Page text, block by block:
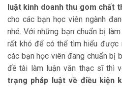
luật kinh doanh thu gom chất
cho các bạn học viên ngành
nhé. Với những bạn chuẩn bị
rất khó để có thể tìm hiểu
các bạn học viên đang chuẩn bị
đề tài làm luận văn thạc sĩ thì
trạng pháp luật về điều kiện